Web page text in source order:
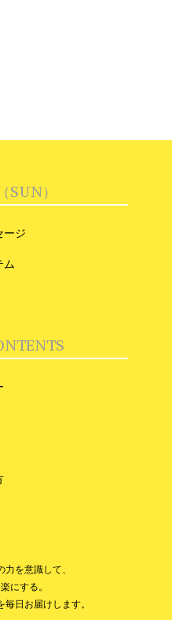
SUN）
ージ
ム
力を意識して、
にする。
日お届けします。